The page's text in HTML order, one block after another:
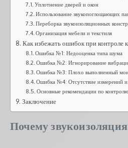
Уплотнение дверей и окон
Использование звукопоглощающих
Переборка звукоизоляционных
Организация мебели и текстиля
Как избежать ошибок при контроле
Ошибка №1: Недооценка типа шума
Ошибка №2: Игнорирование
Ошибка №3: Плохо выполненный
Ошибка №4: Отсутствие измерений и
Основные рекомендации по контролю
Заключение
Почему